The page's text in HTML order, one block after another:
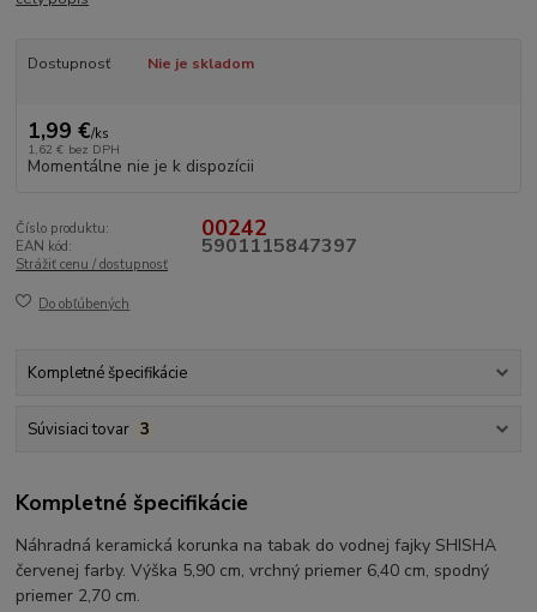
Dostupnosť Nie je skladom
1,99 €/ks
1,62 € bez DPH
Momentálne nie je k dispozícii
Číslo produktu: 00242
EAN kód: 5901115847397
Strážiť cenu / dostupnosť
Do obľúbených
Kompletné špecifikácie
Súvisiaci tovar 3
Kompletné špecifikácie
Náhradná keramická korunka na tabak do vodnej fajky SHISHA
červenej farby. Výška 5,90 cm, vrchný priemer 6,40 cm, spodný
priemer 2,70 cm.